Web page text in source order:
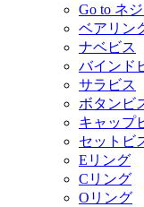
Go to ネ
ベアリン
ナベビス
バインド
サラビス
ボタンビ
キャップ
セットビ
Eリング
Cリング
Oリング